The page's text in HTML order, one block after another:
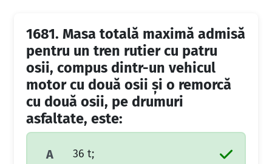
1681. Masa totală maximă admisă
pentru un tren rutier cu patru
osii, compus dintr-un vehicul
motor cu două osii şi o remorcă
cu două osii, pe drumuri
asfaltate, este:
A 36 t;